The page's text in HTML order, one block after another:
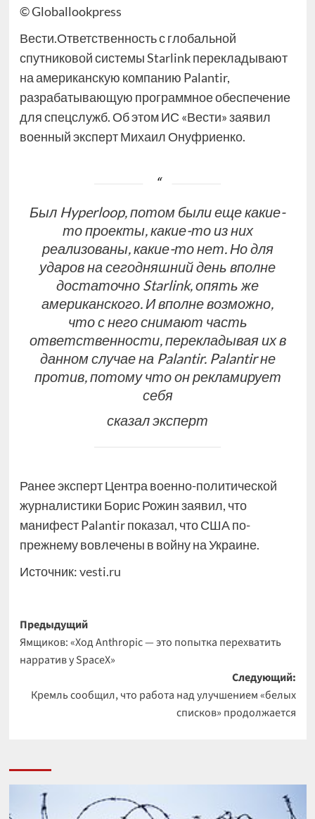
© Globallookpress
Вести.Ответственность с глобальной
спутниковой системы Starlink перекладывают
на американскую компанию Palantir,
разрабатывающую программное обеспечение
для спецслужб. Об этом ИС «Вести» заявил
военный эксперт Михаил Онуфриенко.
Был Hyperloop, потом были еще какие-
то проекты, какие-то из них
реализованы, какие-то нет. Но для
ударов на сегодняшний день вполне
достаточно Starlink, опять же
американского. И вполне возможно,
что с него снимают часть
ответственности, перекладывая их в
данном случае на Palantir. Palantir не
против, потому что он рекламирует
себя
сказал эксперт
Ранее эксперт Центра военно-политической
журналистики Борис Рожин заявил, что
манифест Palantir показал, что США по-
прежнему вовлечены в войну на Украине.
Источник:vesti.ru
Навигация
записи
Предыдущий
Ямщиков: «Ход Anthropic — это попытка перехватить
нарратив у SpaceX»
Следующий:
Кремль сообщил, что работа над улучшением «белых
списков» продолжается